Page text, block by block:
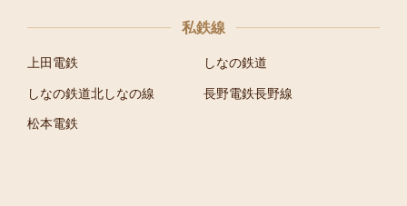
私鉄線
上田電鉄 しなの鉄道
しなの鉄道北しなの線 長野電鉄長野線
松本電鉄